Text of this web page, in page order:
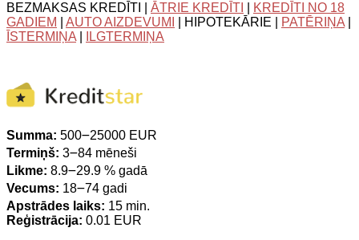
BEZMAKSAS KREDĪTI | ĀTRIE KREDĪTI
KREDĪTI NO 18
GADIEM
AUTO AIZDEVUMI | HIPOTEKĀRIE | PATĒRIŅA
ĪSTERMIŅA
ILGTERMIŅA
Summa: 500౼25000 EUR
Termiņš: 3౼84 mēneši
Likme: 8.9౼29.9 % gadā
Vecums: 18౼74 gadi
Apstrādes laiks: 15 min.
Reģistrācija: 0.01 EUR